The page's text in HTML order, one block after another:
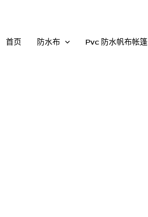
首页 防水布 Pvc 防水帆布帐篷